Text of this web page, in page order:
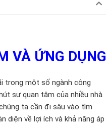
VÀ ỨNG DỤNG
trong một số ngành công
sự quan tâm của nhiều nhà
ta cần đi sâu vào tìm
diện về lợi ích và khả năng áp